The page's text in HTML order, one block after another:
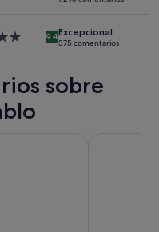
9.4Excepcional
375 comentarios
sobre